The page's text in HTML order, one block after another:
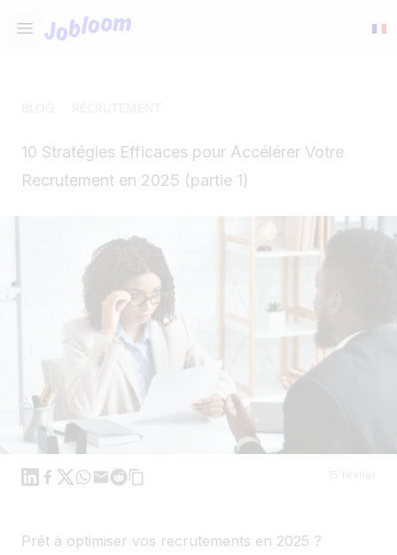
Open main menu
Jobloom
10 Stratégies Efficaces pour Accélérer Votre
Recrutement en 2025 (partie 1)
Linkedin
Facebook
X WhatsApp
MailReddit
Prêt à optimiser vos recrutements en 2025 ?